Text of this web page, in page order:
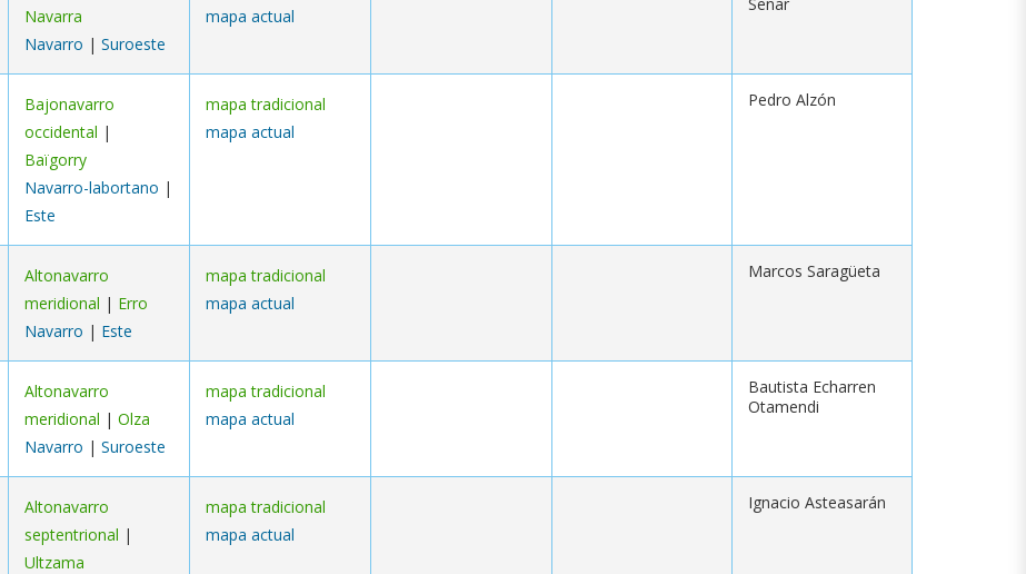
Navarra
Navarro | Suroeste
mapa actual
Bajonavarro
occidental |
Baïgorry
Navarro-labortano |
Este
mapa tradicional
mapa actual
Pedro Alzón
Altonavarro
meridional | Erro
Navarro | Este
mapa tradicional
mapa actual
Marcos Saragüeta
Altonavarro
meridional | Olza
Navarro | Suroeste
mapa tradicional
mapa actual
Bautista Echarren
Otamendi
Altonavarro
septentrional |
Ultzama
mapa tradicional
mapa actual
Ignacio Asteasarán